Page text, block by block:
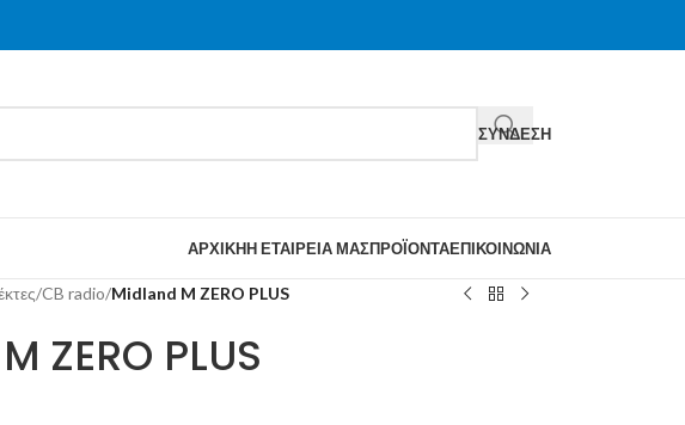
ΣΎΝΔΕΣΗ
ΑΡΧΙΚΉΗ ΕΤΑΙΡΕΊΑ ΜΑΣΠΡΟΪΌΝΤΑΕΠΙΚΟΙΝΩΝΊΑ
/CB radio/Midland M ZERO PLUS
ZERO PLUS